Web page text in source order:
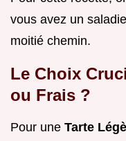
vous avez un
moitié chemin.
Le Choix
ou Frais ?
Pour une Tarte